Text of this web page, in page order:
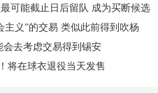
可能截止日后留队 成为买断候选
义”的交易 类似此前得到吹杨
去考虑交易得到锡安
将在球衣退役当天发售